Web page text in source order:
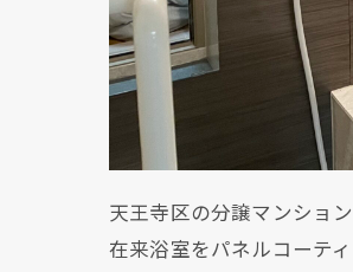
天王寺区の分譲マンショ
在来浴室をパネルコーティ